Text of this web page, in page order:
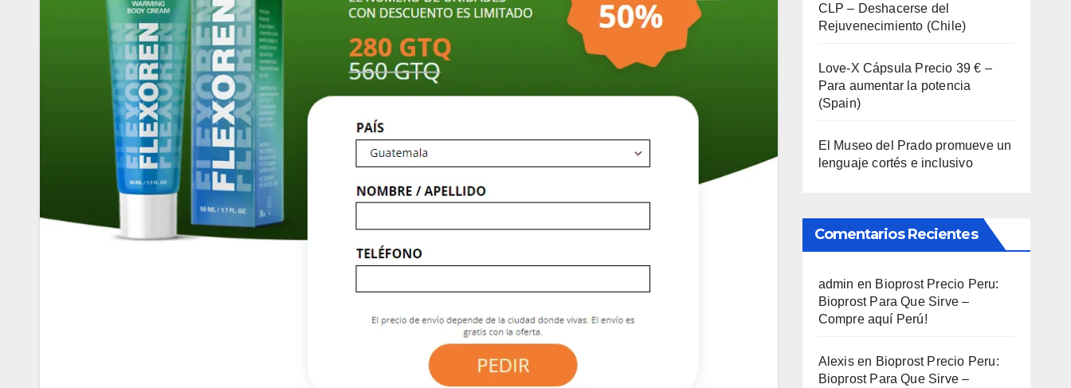
CLP – Deshacerse del
Rejuvenecimiento (Chile)
Love-X Cápsula Precio 39 € –
Para aumentar la potencia
(Spain)
El Museo del Prado promueve un
lenguaje cortés e inclusivo
Comentarios Recientes
admin en Bioprost Precio Peru:
Bioprost Para Que Sirve –
Compre aquí Perú!
Alexisen Bioprost Precio Peru:
Bioprost Para Que Sirve –